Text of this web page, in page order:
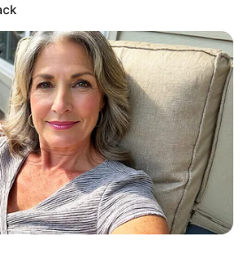
างมีโอเมก้า 3 ที่จำเป็นต่อร่างกาย
ราอาจถูกก้างปลาตำคอเอาได้
เวลามีความรักต้องใส่ใจทุกราย
คอของคนรักให้ดีเสียก่อน อย่าดูกัน
ของปลานั้นซ่อนอยู่ภายใน เหมือน
ก นั่นหล่ะที่มองแค่ภายนอกจะไม่มี